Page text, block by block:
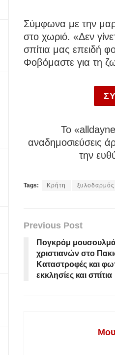
Σύμφωνα με την
στο χωριό. «Δεν
σπίτια μας επειδή
Φοβόμαστε για τη
To
αναδημοσιεύσεις
την
Tags: Κρήτη ξυλοδαρμός
Previous Post
Πογκρόμ
χριστιανών στο
Καταστροφές και
εκκλησίες και σπίτια